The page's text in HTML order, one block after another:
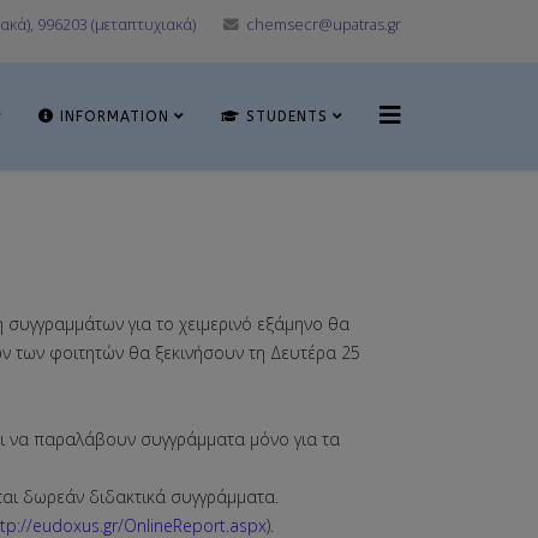
996203 (μεταπτυχιακά) chemsecr@upatras.gr
INFORMATION STUDENTS
για το χειμερινό εξάμηνο θα
των φοιτητών θα ξεκινήσουν τη Δευτέρα 25
να παραλάβουν συγγράμματα μόνο για τα
δωρεάν διδακτικά συγγράμματα.
eudoxus.gr/OnlineReport.aspx).